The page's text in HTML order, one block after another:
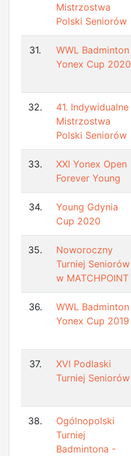
Mistrzostwa
Polski Seniorów
31.
WWL Badminton
Yonex Cup 2020
32.
41. Indywidualne
Mistrzostwa
Polski Seniorów
33.
XXI Yonex Open
Forever Young
34.
Young Gdynia
Cup 2020
35.
Noworoczny
Turniej Seniorów
w MATCHPOINT
36.
WWL Badminton
Yonex Cup 2019
37.
XVI Podlaski
Turniej Seniorów
38.
Ogólnopolski
Turniej
Badmintona -